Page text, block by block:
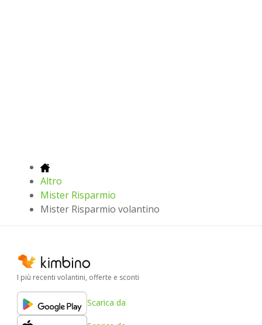
Altro
Mister Risparmio
Mister Risparmio volantino
I più recenti volantini, offerte e sconti
Scarica da